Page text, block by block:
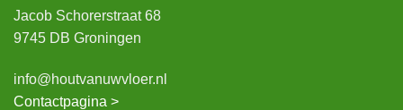
Jacob Schorerstraat 68
9745 DB Groningen
info@houtvanuwvloer.nl
Contactpagina >